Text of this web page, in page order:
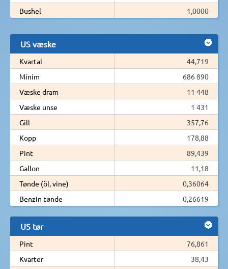
Bushel 1,0000
US væske
Kvartal
44,719
Minim
686 890
Væske dram
11 448
Væske unse
1 431
Gill
357,76
Kopp
178,88
Pint
89,439
Gallon
11,18
Tønde (öl, vine)
0,36064
Benzin tønde
0,26619
US tør
Pint
76,861
Kvarter
38,43